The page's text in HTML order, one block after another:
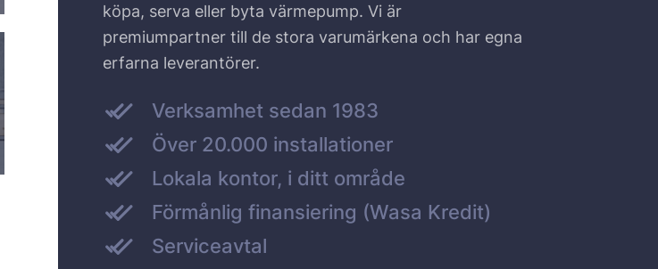
köpa, serva eller byta värmepump. Vi är
premiumpartner till de stora varumärkena och har egna
erfarna leverantörer.
Verksamhet sedan 1983
Över 20.000 installationer
Lokala kontor, i ditt område
Förmånlig finansiering (Wasa Kredit)
Serviceavtal